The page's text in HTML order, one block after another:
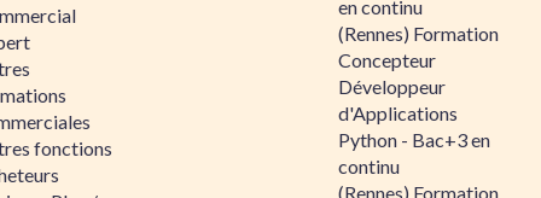
fonctions
en continu
(Rennes) Formation
Concepteur
Développeur
d'Applications
Python - Bac+3 en
continu
(Rennes) Formation